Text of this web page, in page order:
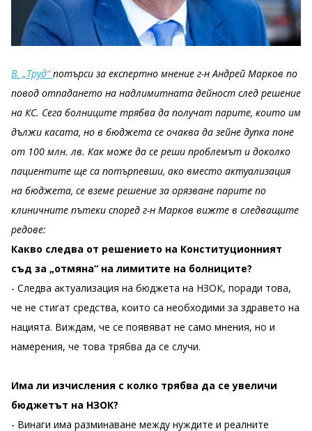
В. „Труд“потърси за експертно мнение г-н Андрей Марков по
повод отпадането на надлимитната дейност след решение
на КС. Сега болниците трябва да получат парите, които им
дължи касата, но в бюджета се очаква да зейне дупка поне
от 100 млн. лв. Как може да се реши проблемът и доколко
пациентите ще са потърпевши, ако вместо актуализация
на бюджета, се вземе решение за орязване парите по
клиничните пътеки според г-н Марков вижте в следващите
редове:
Какво следва от решението на Конституционният
съд за „отмяна“ на лимитите на болниците?
- Следва актуализация на бюджета на НЗОК, поради това,
че не стигат средства, които са необходими за здравето на
нацията. Виждам, че се появяват не само мнения, но и
намерения, че това трябва да се случи.
Има ли изчисления с колко трябва да се увеличи
бюджетът на НЗОК?
- Винаги има разминаване между нуждите и реалните